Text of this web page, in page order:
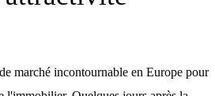
marché incontournable en Europe pour